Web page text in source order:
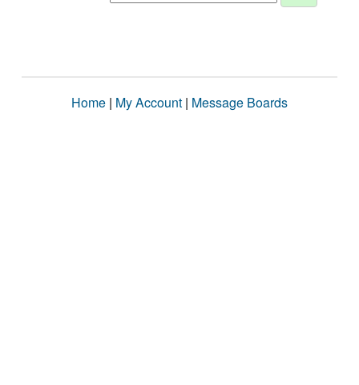
Home | My Account | Message Boards